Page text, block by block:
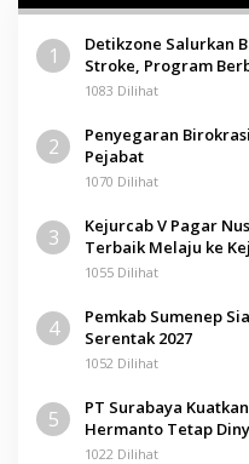
1
Detikzone Salurkan
Stroke, Program
1083 Dilihat
2
Penyegaran
Pejabat
1070 Dilihat
3
Kejurcab V Pagar
Terbaik Melaju ke
1055 Dilihat
4
Pemkab Sumenep
Serentak 2027
1052 Dilihat
5
PT Surabaya
Hermanto Tetap
Pamolokan
1022 Dilihat